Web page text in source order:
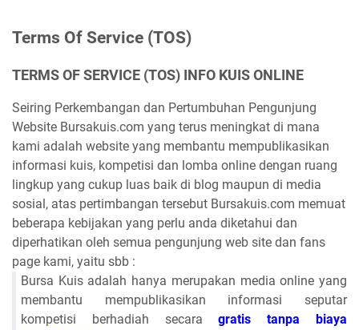
Terms Of Service (TOS)
TERMS OF SERVICE (TOS) INFO KUIS ONLINE
Seiring Perkembangan dan Pertumbuhan Pengunjung
Website Bursakuis.com yang terus meningkat di mana
kami adalah website yang membantu mempublikasikan
informasi kuis, kompetisi dan lomba online dengan ruang
lingkup yang cukup luas baik di blog maupun di media
sosial, atas pertimbangan tersebut Bursakuis.com memuat
beberapa kebijakan yang perlu anda diketahui dan
diperhatikan oleh semua pengunjung web site dan fans
page kami, yaitu sbb :
Bursa Kuis adalah hanya merupakan media online yang
membantu mempublikasikan informasi seputar
kompetisi berhadiah secaragratis tanpa biaya